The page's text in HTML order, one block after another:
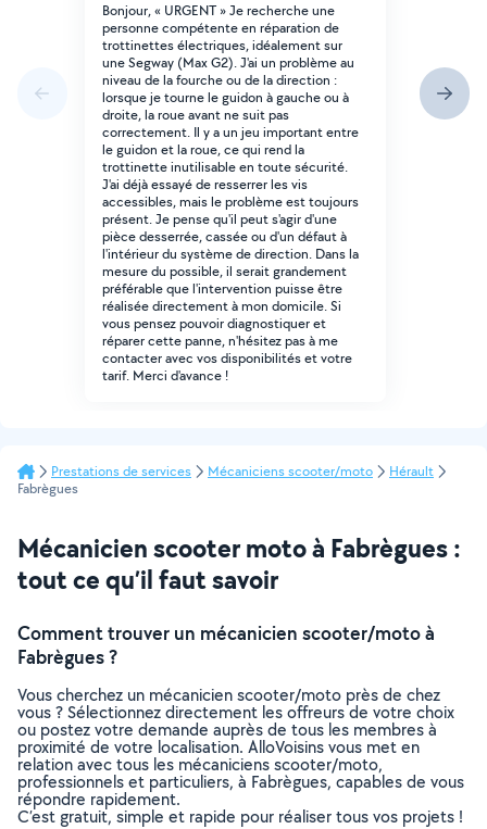
Bonjour, « URGENT » Je recherche une
personne compétente en réparation de
trottinettes électriques, idéalement sur
une Segway (Max G2). J'ai un problème au
niveau de la fourche ou de la direction :
lorsque je tourne le guidon à gauche ou à
droite, la roue avant ne suit pas
correctement. Il y a un jeu important entre
le guidon et la roue, ce qui rend la
trottinette inutilisable en toute sécurité.
J'ai déjà essayé de resserrer les vis
accessibles, mais le problème est toujours
présent. Je pense qu'il peut s'agir d'une
pièce desserrée, cassée ou d'un défaut à
l'intérieur du système de direction. Dans la
mesure du possible, il serait grandement
préférable que l'intervention puisse être
réalisée directement à mon domicile. Si
vous pensez pouvoir diagnostiquer et
réparer cette panne, n'hésitez pas à me
contacter avec vos disponibilités et votre
tarif. Merci d'avance !
Prestations de services Mécaniciens scooter/moto
Hérault
Fabrègues
Mécanicien scooter moto à Fabrègues :
tout ce qu’il faut savoir
Comment trouver un mécanicien scooter/moto à
Fabrègues ?
Vous cherchez un mécanicien scooter/moto près de chez
vous ? Sélectionnez directement les offreurs de votre choix
ou postez votre demande auprès de tous les membres à
proximité de votre localisation. AlloVoisins vous met en
relation avec tous les mécaniciens scooter/moto,
professionnels et particuliers, à Fabrègues, capables de vous
répondre rapidement.
C’est gratuit, simple et rapide pour réaliser tous vos projets !